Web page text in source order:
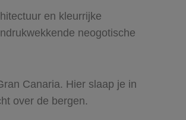
en kleurrijke
neogotische
Canaria. Hier slaap je in
over de bergen.